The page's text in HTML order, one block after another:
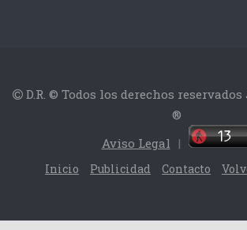
D.R. © Todos los derechos
®
Aviso Legal |
Inicio Publicidad Contacto